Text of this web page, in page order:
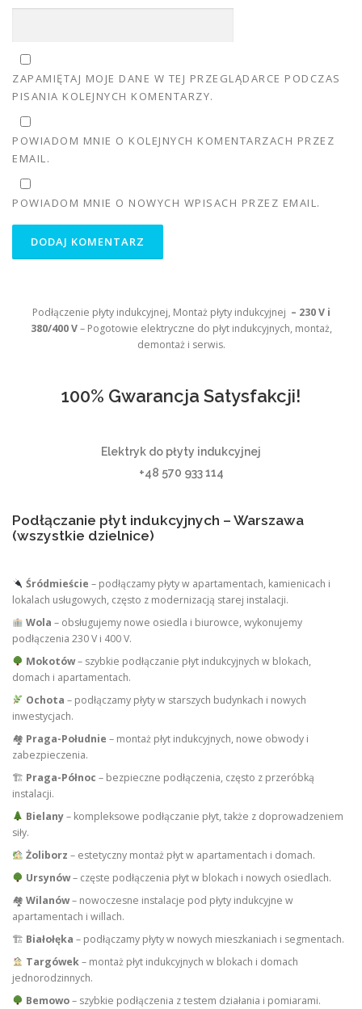
ZAPAMIĘTAJ MOJE DANE W TEJ PRZEGLĄDARCE PODCZAS
PISANIA KOLEJNYCH KOMENTARZY.
POWIADOM MNIE O KOLEJNYCH KOMENTARZACH PRZEZ
EMAIL.
POWIADOM MNIE O NOWYCH WPISACH PRZEZ EMAIL.
Podłączenie płyty indukcyjnej, Montaż płyty indukcyjnej – 230 V i
380/400 V– Pogotowie elektryczne do płyt indukcyjnych, montaż,
demontaż i serwis.
100% Gwarancja Satysfakcji!
Elektryk do płyty indukcyjnej
+48 570 933 114
Podłączanie płyt indukcyjnych – Warszawa
(wszystkie dzielnice)
Śródmieście – podłączamy płyty w apartamentach, kamienicach i
lokalach usługowych, często z modernizacją starej instalacji.
Wola – obsługujemy nowe osiedla i biurowce, wykonujemy
podłączenia 230 V i 400 V.
Mokotów– szybkie podłączanie płyt indukcyjnych w blokach,
domach i apartamentach.
Ochota – podłączamy płyty w starszych budynkach i nowych
inwestycjach.
🏘 Praga-Południe – montaż płyt indukcyjnych, nowe obwody i
zabezpieczenia.
🏗 Praga-Północ – bezpieczne podłączenia, często z przeróbką
instalacji.
Bielany– kompleksowe podłączanie płyt, także z doprowadzeniem
siły.
Żoliborz – estetyczny montaż płyt w apartamentach i domach.
Ursynów– częste podłączenia płyt w blokach i nowych osiedlach.
🏘 Wilanów– nowoczesne instalacje pod płyty indukcyjne w
apartamentach i willach.
🏗 Białołęka – podłączamy płyty w nowych mieszkaniach i segmentach.
Targówek– montaż płyt indukcyjnych w blokach i domach
jednorodzinnych.
Bemowo– szybkie podłączenia z testem działania i pomiarami.